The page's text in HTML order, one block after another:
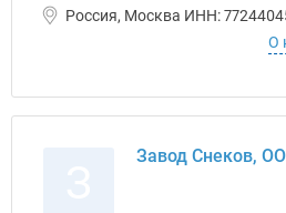
Россия, Москва ИНН:
О
Завод Снеков,